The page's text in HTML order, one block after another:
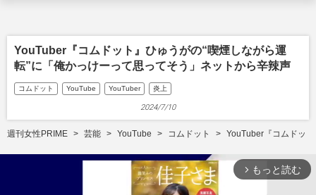
YouTuber『コムドット』ひゅうがの“喫煙しながら運
転”に「俺かっけーって思ってそう」ネットから辛辣声
コムドット YouTube YouTuber 炎上
2024/7/10
週刊女性PRIME 芸能 YouTube コムドット YouTuber『コムドッ
arrow_forward_ios もっと読む